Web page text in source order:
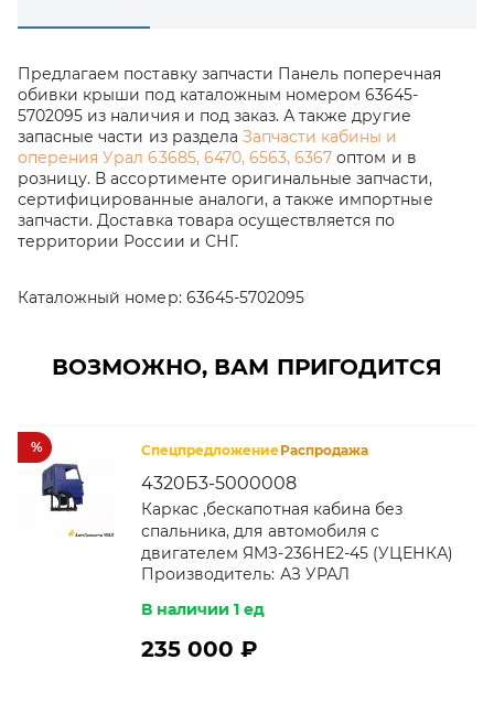
Предлагаем поставку запчасти Панель поперечная
обивки крыши под каталожным номером 63645-
5702095 из наличия и под заказ. А также другие
запасные части из раздела Запчасти кабины и
оперения Урал 63685, 6470, 6563, 6367 оптом и в
розницу. В ассортименте оригинальные запчасти,
сертифицированные аналоги, а также импортные
запчасти. Доставка товара осуществляется по
территории России и СНГ.
Каталожный номер: 63645-5702095
ВОЗМОЖНО, ВАМ ПРИГОДИТСЯ
% СпецпредложениеРаспродажа
4320Б3-5000008
Каркас ,бескапотная кабина без
спальника, для автомобиля с
двигателем ЯМЗ-236НЕ2-45 (УЦЕНКА)
Производитель: АЗ УРАЛ
В наличии 1 ед
235 000 ₽